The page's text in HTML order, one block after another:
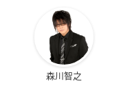
森川智之